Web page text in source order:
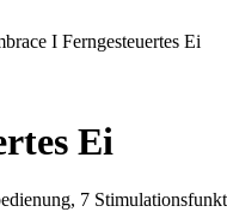
I Ferngesteuertes Ei
Ei
7